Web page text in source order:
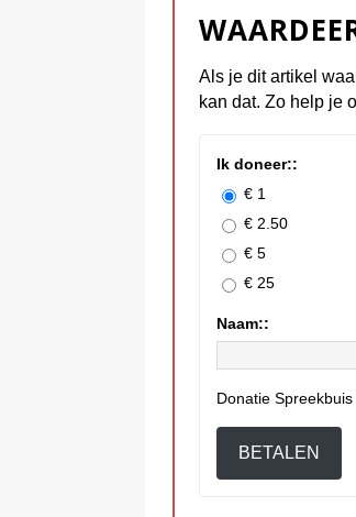
Als je dit artikel
kan dat. Zo help je
Ik doneer::
€ 1
€ 2.50
€ 5
€ 25
Naam::
Donatie Spreekbuis
BETALEN